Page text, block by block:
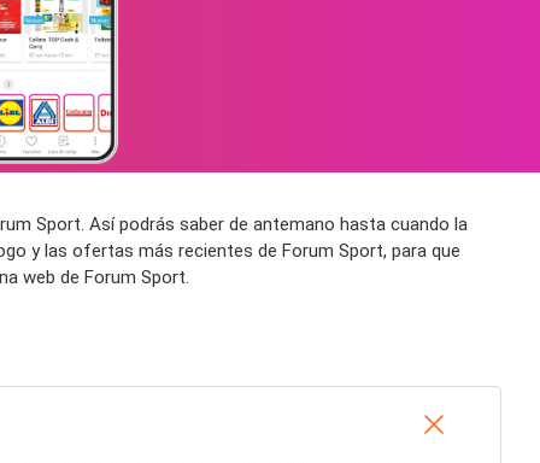
Sport. Así podrás saber de antemano hasta cuando la
y las ofertas más recientes de Forum Sport, para que
web de Forum Sport.